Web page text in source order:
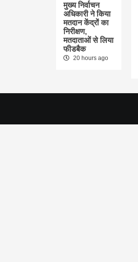
मुख्य निर्वाचन
अधिकारी ने किया
मतदान केंद्रों का
निरीक्षण,
मतदाताओं से लिया
फीडबैक
20 hours ago